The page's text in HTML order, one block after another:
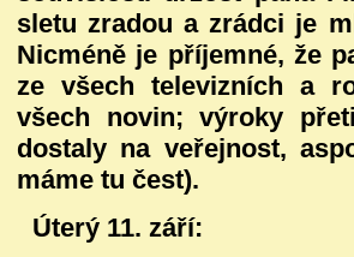
sletu zradou a zrádci je
Nicméně je příjemné, že
ze všech televizních a
všech novin; výroky
dostaly na veřejnost,
máme tu čest).
Úterý 11. září: